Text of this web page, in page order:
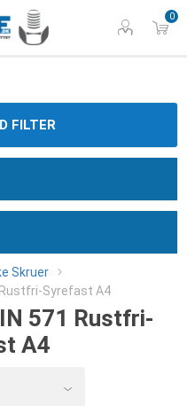
0
Skruer
Rustfri-Syrefast A4
571 Rustfri-
A4
FILTER